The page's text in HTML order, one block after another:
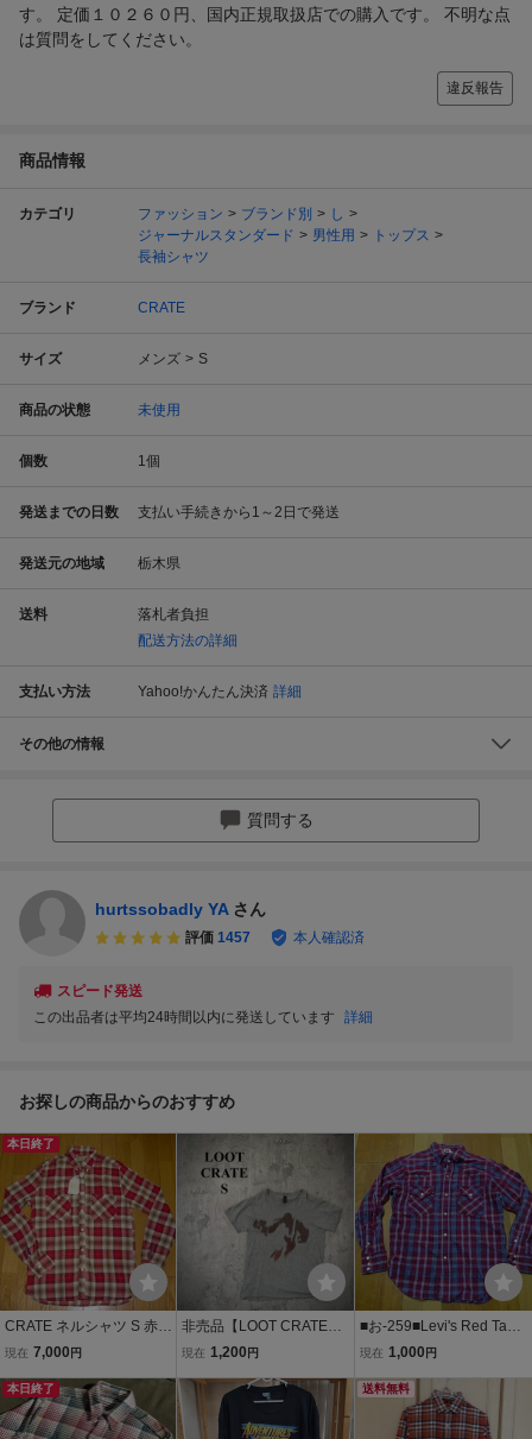
す。 定価１０２６０円、国内正規取扱店での購入です。 不明な点
は質問をしてください。
違反報告
商品情報
カテゴリ ファッション ブランド別
し
ジャーナルスタンダード
男性用
トップス
長袖シャツ
ブランド CRATE
サイズ メンズ S
商品の状態 未使用
個数 1個
発送までの日数 支払い手続きから1～2日で発送
発送元の地域 栃木県
送料
落札者負担
配送方法の詳細
支払い方法 Yahoo!かんたん決済 詳細
その他の情報
質問する
hurtssobadly YA さん
評価 1457 本人確認済
スピード発送
この出品者は平均24時間以内に発送しています
詳細
お探しの商品からのおすすめ
本日終了
CRATE ネルシャツ S 赤
クレート
現在 7,000 円
非売品【LOOT CRATE】
ルートクレート（S）グラ
現在 1,200 円
■お-259■Levi's Red Tab
長袖チェックシャツネ
現在 1,000 円
本日終了 送料無料